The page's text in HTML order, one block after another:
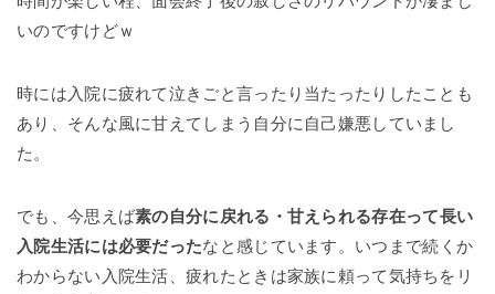
いのですけどｗ
時には入院に疲れて泣きごと言ったり当たったりしたことも
あり、そんな風に甘えてしまう自分に自己嫌悪していまし
た。
でも、今思えば素の自分に戻れる・甘えられる存在って長い
入院生活には必要だったなと感じています。いつまで続くか
わからない入院生活、疲れたときは家族に頼って気持ちをリ